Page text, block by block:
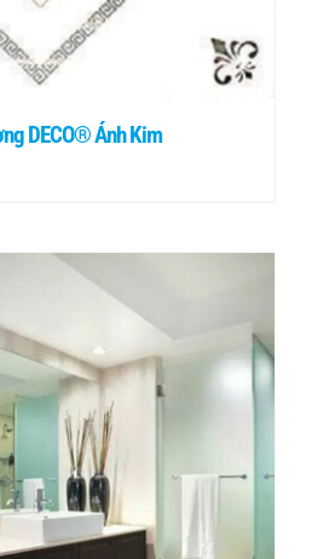
DECO® Ánh Kim